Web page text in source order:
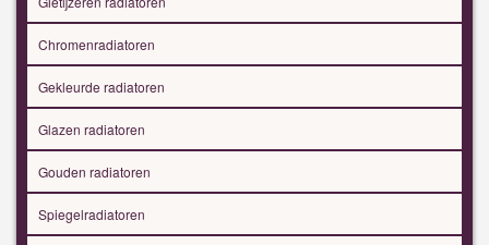
Chromenradiatoren
Gekleurde radiatoren
Glazen radiatoren
Gouden radiatoren
Spiegelradiatoren